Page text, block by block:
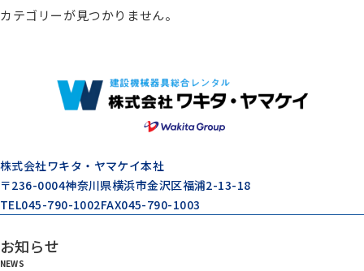
エアードライヤー
ゼネレータ（発電機）
モルタル注入機器
カテゴリーが見つかりません。
株式会社ワキタ・ヤマケイ本社
〒236-0004神奈川県横浜市金沢区福浦2-13-18
TEL045-790-1002FAX045-790-1003
お知らせ
NEWS